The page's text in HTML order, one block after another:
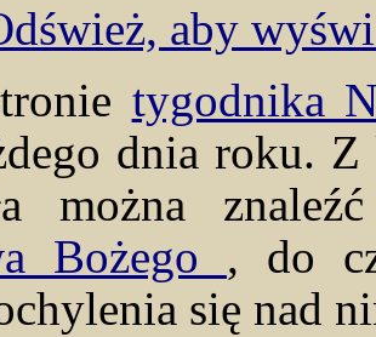
aby
tygodnika
dnia roku. Z
można
Bożego , do
się nad